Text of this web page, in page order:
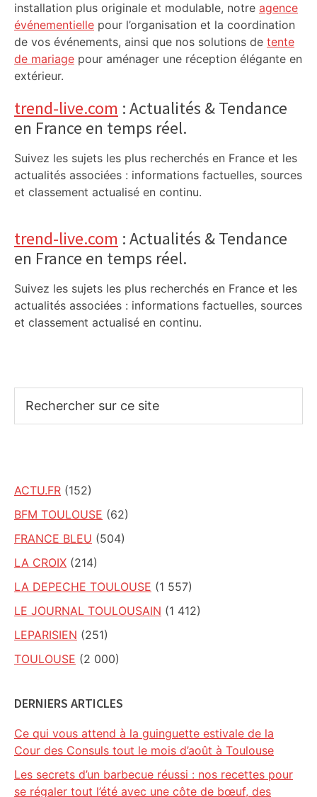
installation plus originale et modulable, notre agence
événementielle pour l’organisation et la coordination
de vos événements, ainsi que nos solutions de tente
de mariage pour aménager une réception élégante en
extérieur.
trend-live.com : Actualités & Tendance
en France en temps réel.
Suivez les sujets les plus recherchés en France et les
actualités associées : informations factuelles, sources
et classement actualisé en continu.
trend-live.com : Actualités & Tendance
en France en temps réel.
Suivez les sujets les plus recherchés en France et les
actualités associées : informations factuelles, sources
et classement actualisé en continu.
sur
ACTU.FR (152)
BFM TOULOUSE (62)
FRANCE BLEU (504)
LA CROIX (214)
LA DEPECHE TOULOUSE (1 557)
LE JOURNAL TOULOUSAIN (1 412)
LEPARISIEN (251)
TOULOUSE (2 000)
DERNIERS ARTICLES
Ce qui vous attend à la guinguette estivale de la
Cour des Consuls tout le mois d’août à Toulouse
Les secrets d’un barbecue réussi : nos recettes pour
se régaler tout l’été avec une côte de bœuf, des